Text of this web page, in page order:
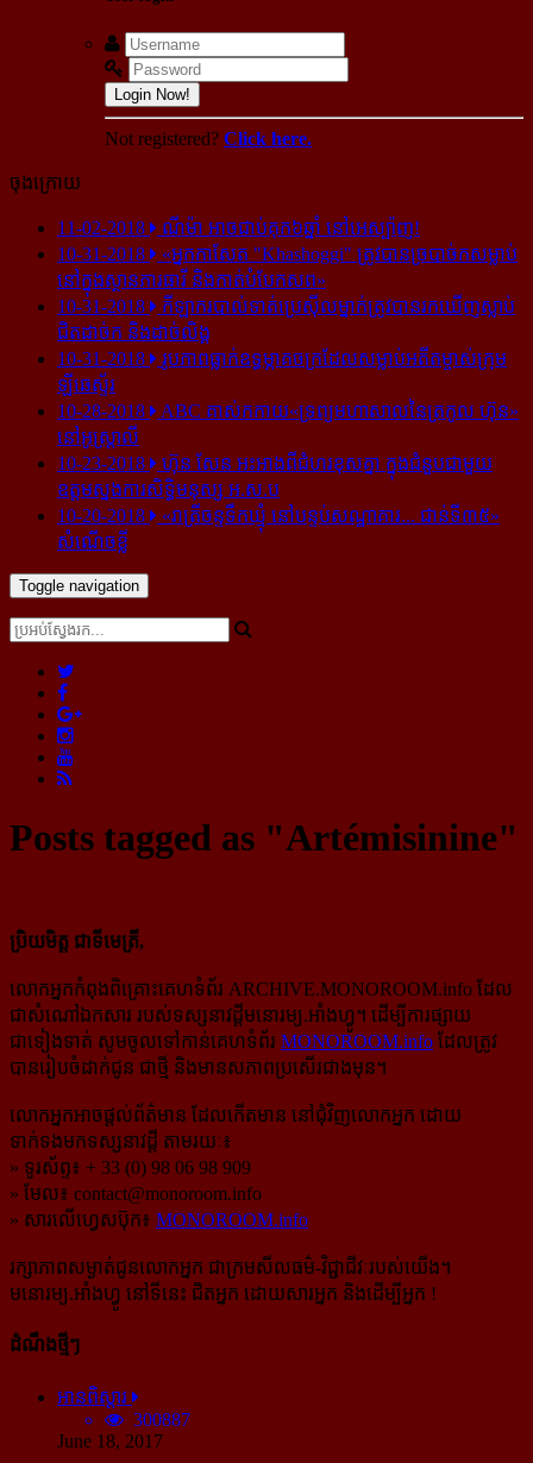
Login Now!
Not registered? Click here.
ចុងក្រោយ
11-02-2018
ណីម៉ា អាច​ជាប់​គុក​៦ឆ្នាំ នៅ​អេស្ប៉ាញ!
10-31-2018
«អ្នក​កាសែត "Khashoggi" ត្រូវ​បាន​ច្របាច់ក​សម្លាប់​
នៅ​ក្នុង​ស្ថាន​ភារធារី និង​កាត់​បំបែក​សព»
10-31-2018
កីឡាករ​បាល់ទាត់​ប្រេស៊ីល​ម្នាក់​ត្រូវ​បាន​រក​ឃើញ​ស្លាប់​
ជិត​ដាច់ក និង​ដាច់​លិង្គ
10-31-2018
រូបភាព​ធ្លាក់​ឧទ្ធម្ភាគចក្រ​ដែល​សម្លាប់​អតីត​ម្ចាស់​ក្រុម​
ឡីឆេស្ទ័រ
10-28-2018
ABC គាស់​កកាយ​«ទ្រព្យមហាសាល​នៃ​ត្រកូល ហ៊ុន»​
នៅ​អូស្ត្រាលី
10-23-2018
ហ៊ុន សែន អះអាង​ពី​ជំហរ​ខុស​គ្នា ក្នុង​ជំនួប​ជាមួយ​
ឧត្តម​ស្នងការ​សិទ្ធិ​មនុស្ស អ.ស.ប
10-20-2018
«រាត្រីចន្ទទឹកឃ្មុំ នៅបន្ទប់សណ្ឋាគារ... ជាន់ទី៣៥»
សំណើចខ្លី
Toggle navigation
Posts tagged as "Artémisinine"
ប្រិយមិត្ត ជាទីមេត្រី,
លោកអ្នកកំពុងពិគ្រោះគេហទំព័រ ARCHIVE.MONOROOM.info ដែល
ជាសំណៅឯកសារ របស់ទស្សនាវដ្ដីមនោរម្យ.អាំងហ្វូ។ ដើម្បីការផ្សាយ
ជាទៀងទាត់ សូមចូលទៅកាន់​គេហទំព័រ MONOROOM.info ដែលត្រូវ
បានរៀបចំដាក់ជូន ជាថ្មី និងមានសភាពប្រសើរជាងមុន។
លោកអ្នកអាចផ្ដល់ព័ត៌មាន ដែលកើតមាន នៅជុំវិញលោកអ្នក ដោយ
ទាក់ទងមកទស្សនាវដ្ដី តាមរយៈ៖
» ទូរស័ព្ទ៖ + 33 (0) 98 06 98 909
» មែល៖ contact@monoroom.info
» សារលើហ្វេសប៊ុក៖ MONOROOM.info
រក្សាភាពសម្ងាត់ជូនលោកអ្នក ជាក្រមសីលធម៌-​វិជ្ជាជីវៈ​របស់យើង។
មនោរម្យ.អាំងហ្វូ នៅទីនេះ ជិតអ្នក ដោយសារអ្នក និងដើម្បីអ្នក !
ដំណឹងថ្មីៗ
អានពិស្ដារ
300887
June 18, 2017